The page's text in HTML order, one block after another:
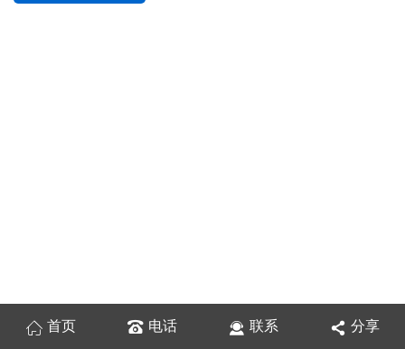
首页 电话 联系 分享